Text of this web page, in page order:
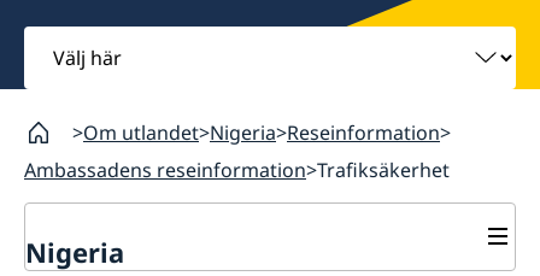
Välj
här
Om utlandet Nigeria Reseinformation
Ambassadens reseinformation Trafiksäkerhet
Nigeria